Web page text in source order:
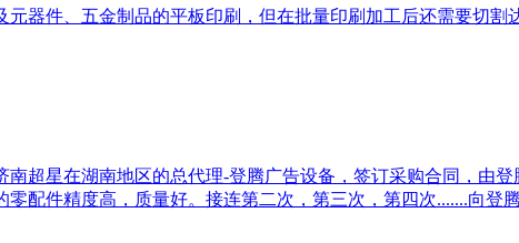
器件、五金制品的平板印刷，但在批量印刷加工后还需要切
超星在湖南地区的总代理-登腾广告设备，签订采购合同，由
配件精度高，质量好。接连第二次，第三次，第四次.......向登